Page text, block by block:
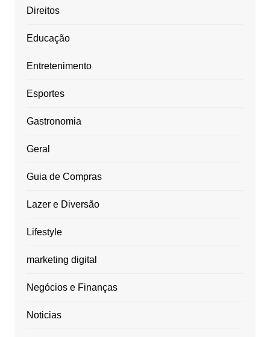
Direitos
Educação
Entretenimento
Esportes
Gastronomia
Geral
Guia de Compras
Lazer e Diversão
Lifestyle
marketing digital
Negócios e Finanças
Noticias